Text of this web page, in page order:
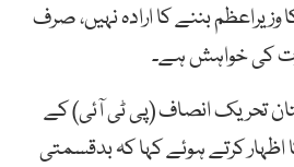
بننے کا ارادہ نہیں، صرف
کی خواہش ہے۔
تحریک انصاف (پی ٹی آئی) کے
کرتے ہوئے کہا کہ بدقسمتی